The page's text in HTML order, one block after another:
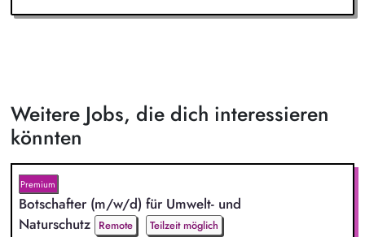
Weitere Jobs, die dich interessieren
könnten
Premium
Botschafter (m/w/d) für Umwelt- und
Naturschutz Remote Teilzeit möglich